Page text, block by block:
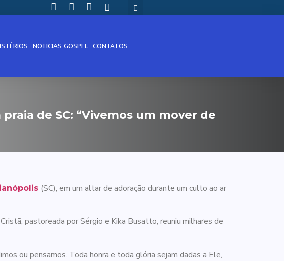
NOTICIAS GOSPEL CONTATOS
de SC: “Vivemos um mover de
(SC), em um altar de adoração durante um culto ao ar
pastoreada por Sérgio e Kika Busatto, reuniu milhares de
ou pensamos. Toda honra e toda glória sejam dadas a Ele,